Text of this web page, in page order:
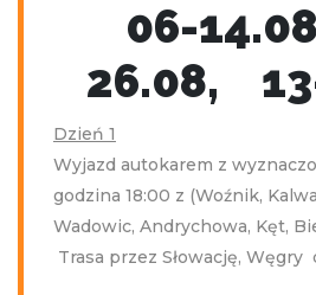
06-
26.08,
Dzień 1
Wyjazd autokarem z
godzina 18:00 z (Woźnik,
Wadowic, Andrychowa, Kęt,
Trasa przez Słowację, Węgry